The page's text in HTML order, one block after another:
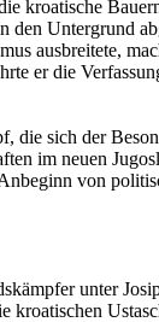
kroatische
Untergrund
ausbreitete,
er die
sich der
im neuen
von
unter
kroatischen